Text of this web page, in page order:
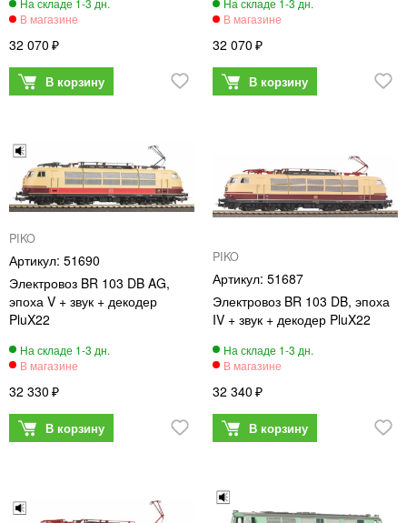
32 070 32 070
PIKO
51690
Электровоз BR 103 DB AG,
эпоха V + звук + декодер
PluX22
32 330
PIKO
51687
Электровоз BR 103 DB, эпоха
IV + звук + декодер PluX22
32 340